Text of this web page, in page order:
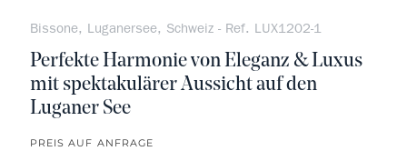
Bissone, Luganersee, Schweiz - Ref. LUX1202-1
Perfekte Harmonie von Eleganz & Luxus
mit spektakulärer Aussicht auf den
Luganer See
PREIS AUF ANFRAGE